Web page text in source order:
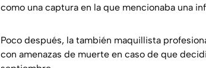
como una captura en la que mencionaba una
Poco después, la también maquillista
con amenazas de muerte en caso de que